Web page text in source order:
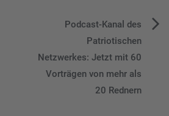
Podcast-Kanal des
Patriotischen
Netzwerkes: Jetzt mit 60
Vorträgen von mehr als
20 Rednern